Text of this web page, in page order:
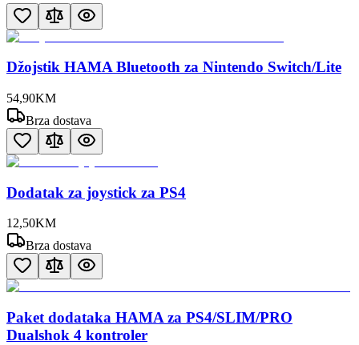
Džojstik HAMA Bluetooth za Nintendo Switch/Lite
54,90KM
Brza dostava
Dodatak za joystick za PS4
12,50KM
Brza dostava
Paket dodataka HAMA za PS4/SLIM/PRO
Dualshok 4 kontroler